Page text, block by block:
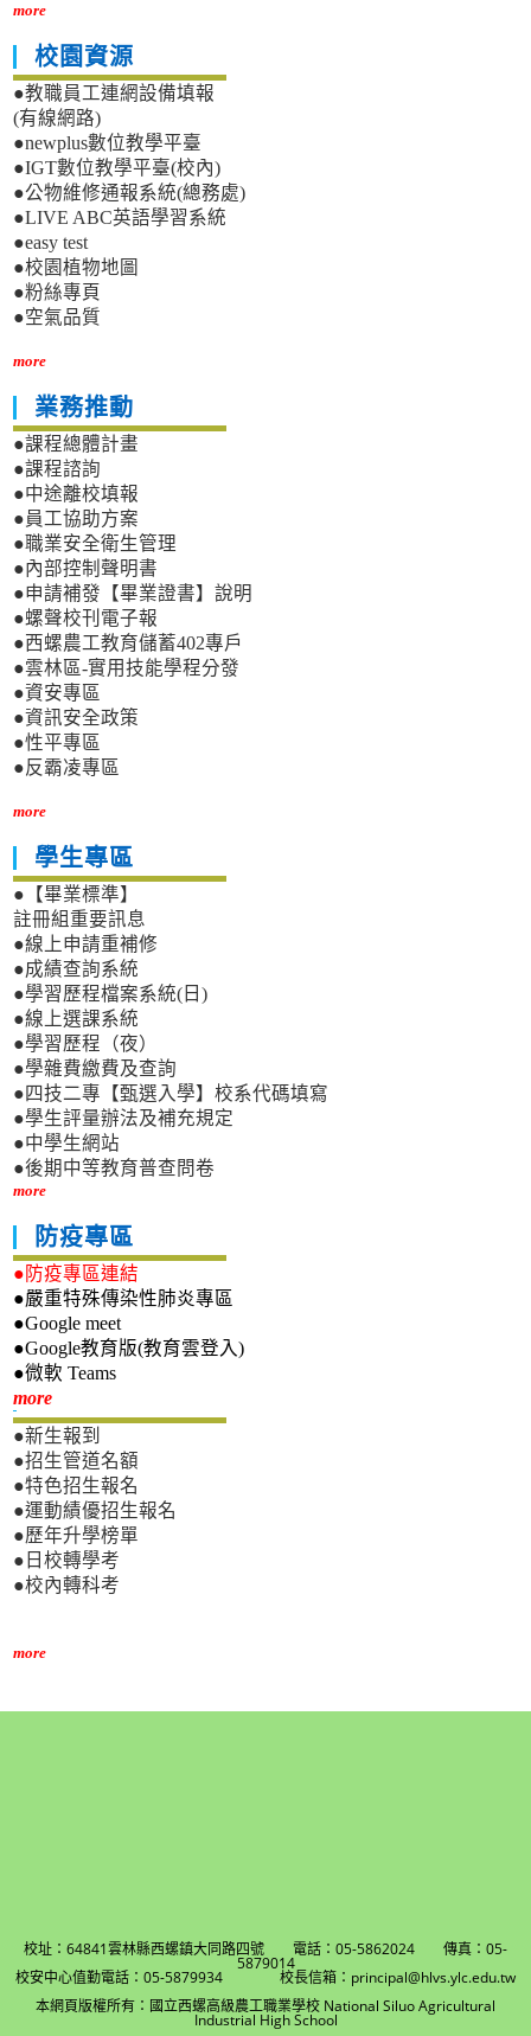
more
校園資源
●教職員工連網設備填報
(有線網路)
●newplus數位教學平臺
●IGT數位教學平臺(校內)
●公物維修通報系統(總務處)
●LIVE ABC英語學習系統
●easy test
●校園植物地圖
●粉絲專頁
●空氣品質
more
業務推動
●課程總體計畫
●課程諮詢
●中途離校填報
●員工協助方案
●職業安全衛生管理
●內部控制聲明書
●申請補發【畢業證書】說明
●螺聲校刊電子報
●西螺農工教育儲蓄402專戶
●雲林區-實用技能學程分發
●資安專區
●資訊安全政策
●性平專區
●反霸凌專區
more
學生專區
●【畢業標準】
註冊組重要訊息
●線上申請重補修
●成績查詢系統
●學習歷程檔案系統(日)
●線上選課系統
●學習歷程（夜）
●學雜費繳費及查詢
●四技二專【甄選入學】校系代碼填寫
●學生評量辦法及補充規定
●中學生網站
●後期中等教育普查問卷
more
防疫專區
●防疫專區連結
●嚴重特殊傳染性肺炎專區
●Google meet
●Google教育版(教育雲登入)
●微軟 Teams
more新生專區
●新生報到
●招生管道名額
●特色招生報名
●運動績優招生報名
●歷年升學榜單
●日校轉學考
●校內轉科考
more
校址：64841雲林縣西螺鎮大同路四號 電話：05-5862024 傳真：05-
5879014
校安中心值勤電話：05-5879934 校長信箱：principal@hlvs.ylc.edu.tw
本網頁版權所有：國立西螺高級農工職業學校 National Siluo Agricultural
Industrial High School